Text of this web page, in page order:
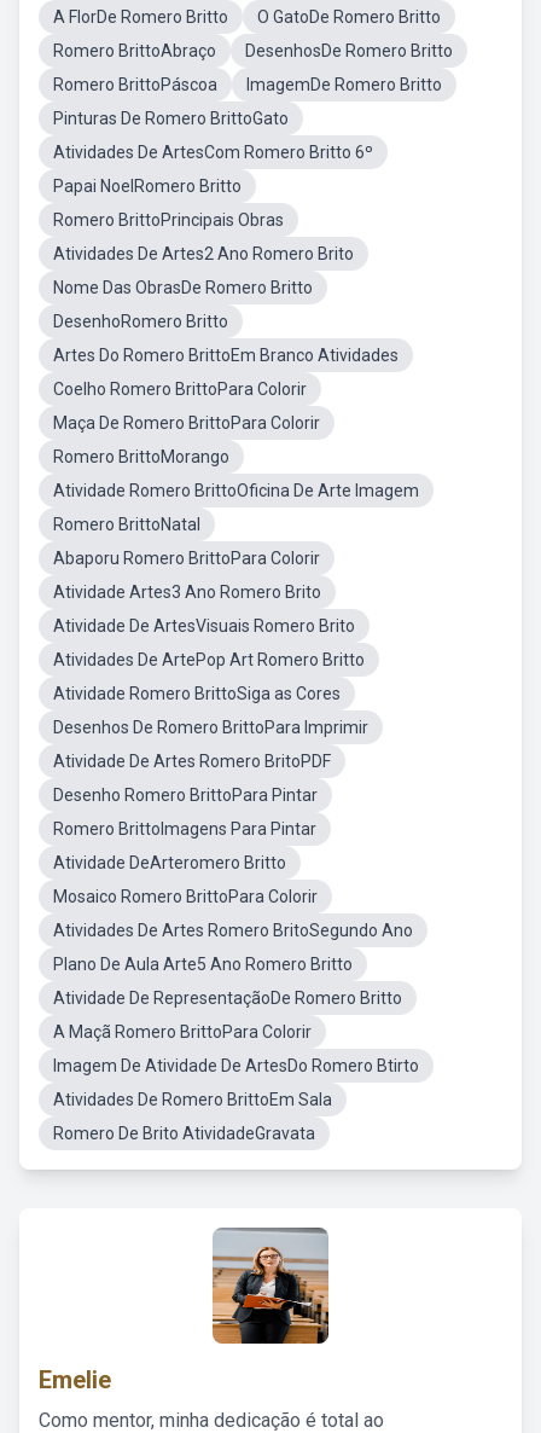
A FlorDe Romero Britto
O GatoDe Romero Britto
Romero BrittoAbraço
DesenhosDe Romero Britto
Romero BrittoPáscoa
ImagemDe Romero Britto
Pinturas De Romero BrittoGato
Atividades De ArtesCom Romero Britto 6º
Papai NoelRomero Britto
Romero BrittoPrincipais Obras
Atividades De Artes2 Ano Romero Brito
Nome Das ObrasDe Romero Britto
DesenhoRomero Britto
Artes Do Romero BrittoEm Branco Atividades
Coelho Romero BrittoPara Colorir
Maça De Romero BrittoPara Colorir
Romero BrittoMorango
Atividade Romero BrittoOficina De Arte Imagem
Romero BrittoNatal
Abaporu Romero BrittoPara Colorir
Atividade Artes3 Ano Romero Brito
Atividade De ArtesVisuais Romero Brito
Atividades De ArtePop Art Romero Britto
Atividade Romero BrittoSiga as Cores
Desenhos De Romero BrittoPara Imprimir
Atividade De Artes Romero BritoPDF
Desenho Romero BrittoPara Pintar
Romero BrittoImagens Para Pintar
Atividade DeArteromero Britto
Mosaico Romero BrittoPara Colorir
Atividades De Artes Romero BritoSegundo Ano
Plano De Aula Arte5 Ano Romero Britto
Atividade De RepresentaçãoDe Romero Britto
A Maçã Romero BrittoPara Colorir
Imagem De Atividade De ArtesDo Romero Btirto
Atividades De Romero BrittoEm Sala
Romero De Brito AtividadeGravata
Emelie
Como mentor, minha dedicação é total ao